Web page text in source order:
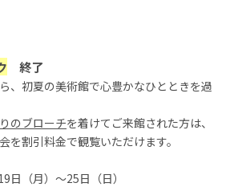
終了
、初夏の美術館で心豊かなひとときを過
のブローチを着けてご来館された方は、
を割引料金で観覧いただけます。
日（月）～25日（日）